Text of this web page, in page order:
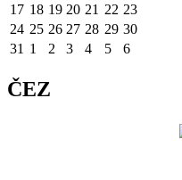
17 18 19 20 21 22 23
24 25 26 27 28 29 30
31 1 2 3 4 5 6
ČEZ